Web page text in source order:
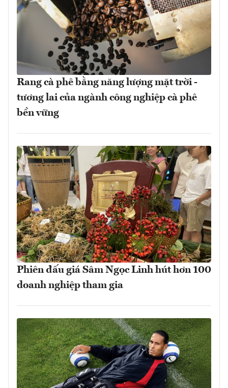
Rang cà phê bằng năng lượng mặt trời -
tương lai của ngành công nghiệp cà phê
bền vững
Phiên đấu giá Sâm Ngọc Linh hút hơn 100
doanh nghiệp tham gia